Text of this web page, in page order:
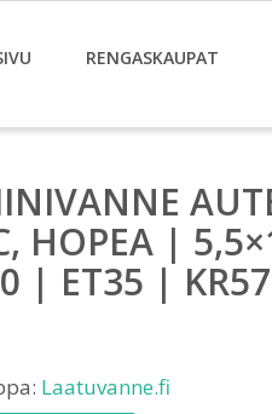
RENGASKAUPAT
HOPEA |
| ET35 |
Laatuvanne.fi